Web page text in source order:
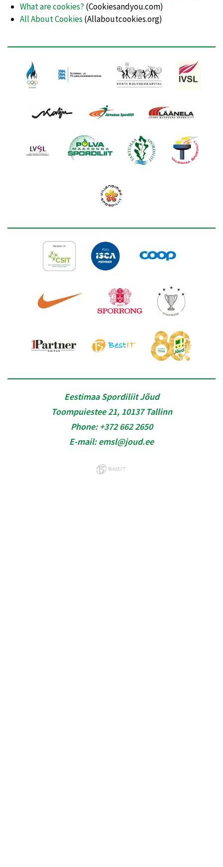
What are cookies? (Cookiesandyou.com)
All About Cookies (Allaboutcookies.org)
Eestimaa Spordiliit Jõud
Toompuiestee 21, 10137 Tallinn
Phone: +372 662 2650
E-mail:emsl@joud.ee